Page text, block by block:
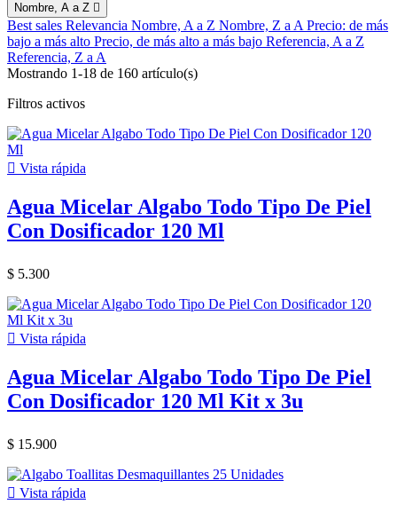
Nombre, A a Z 
Best sales Relevancia Nombre, A a Z Nombre, Z a A Precio: de más
bajo a más alto Precio, de más alto a más bajo Referencia, A a Z
Referencia, Z a A
Mostrando 1-18 de 160 artículo(s)
Filtros activos
 Vista rápida
Agua Micelar Algabo Todo Tipo De Piel
Con Dosificador 120 Ml
$ 5.300
 Vista rápida
Agua Micelar Algabo Todo Tipo De Piel
Con Dosificador 120 Ml Kit x 3u
$ 15.900
 Vista rápida